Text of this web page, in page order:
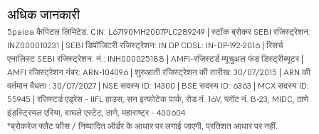
अधिक जानकारी
5paisa कैपिटल लिमिटेड. CIN: L67190MH2007PLC289249 | स्टॉक ब्रोकर SEBI रजिस्ट्रेशन:
INZ000010231 | SEBI डिपॉजिटरी रजिस्ट्रेशन: IN DP CDSL: IN-DP-192-2016 | रिसर्च
एनालिस्ट SEBI रजिस्ट्रेशन. नं.: INH000025188 | AMFI-रजिस्टर्ड म्यूचुअल फंड डिस्ट्रीब्यूटर |
AMFI रजिस्ट्रेशन नंबर: ARN-104096 | शुरुआती रजिस्ट्रेशन की तारीख: 30/07/2015 | ARN की
वर्तमान वैधता : 30/07/2027 | NSE सदस्य ID: 14300 | BSE सदस्य ID: 6363 | MCX सदस्य ID:
55945 | रजिस्टर्ड एड्रेस - IIFL हाउस, सन इन्फोटेक पार्क, रोड नं. 16V, प्लॉट नं. B-23, MIDC, ठाणे
इंडस्ट्रियल एरिया, वाघले एस्टेट, ठाणे, महाराष्ट्र - 400604
*ब्रोकरेज फ्लैट फीस / निष्पादित ऑर्डर के आधार पर लगाई जाएगी, प्रतिशत आधार पर नहीं.